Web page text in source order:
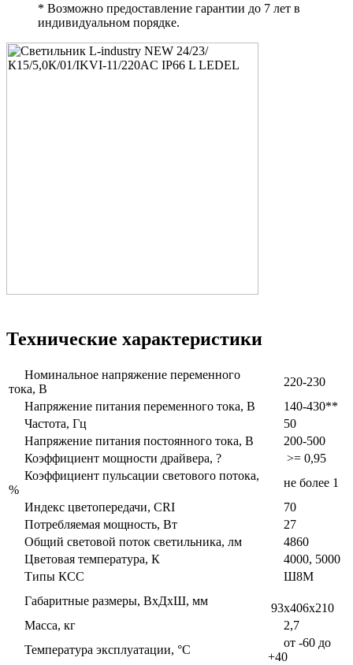
* Возможно предоставление гарантии до 7 лет в
индивидуальном порядке.
Технические характеристики
Номинальное напряжение переменного
тока, В
220-230
Напряжение питания переменного тока, В
140-430**
Частота, Гц
50
Напряжение питания постоянного тока, В
200-500
Коэффициент мощности драйвера, ?
>= 0,95
Коэффициент пульсации светового потока,
%
не более 1
Индекс цветопередачи, CRI
70
Потребляемая мощность, Вт
27
Общий световой поток светильника, лм
4860
Цветовая температура, К
4000, 5000
Типы КСС
Ш8М
Габаритные размеры, ВxДxШ, мм
93x406x210
Масса, кг
2,7
Температура эксплуатации, °С
от -60 до
+40